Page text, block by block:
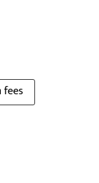
fees